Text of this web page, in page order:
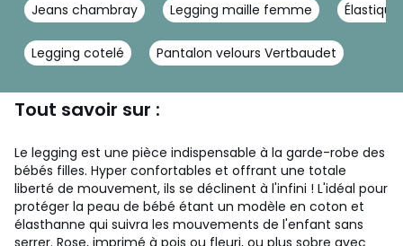
Jeans chambray Legging maille femme
Legging cotelé Pantalon velours Vertbaudet
Tout savoir sur :
Le legging est une pièce indispensable à la garde-robe des
bébés filles. Hyper confortables et offrant une totale
liberté de mouvement, ils se déclinent à l'infini ! L'idéal pour
protéger la peau de bébé étant un modèle en coton et
élasthanne qui suivra les mouvements de l'enfant sans
serrer. Rose, imprimé à pois ou fleuri, ou plus sobre avec